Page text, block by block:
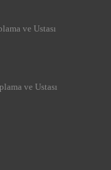
ve Ustası
ve Ustası